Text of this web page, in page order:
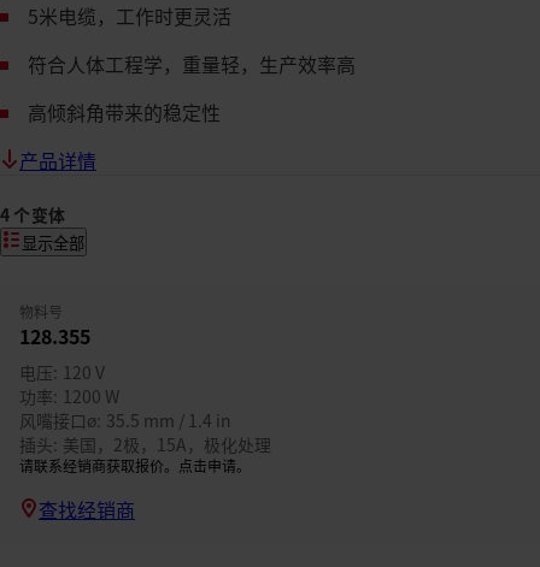
5米电缆，工作时更灵活
符合人体工程学，重量轻，生产效率高
高倾斜角带来的稳定性
产品详情
4 个变体
显示全部
物料号
128.355
电压 120 V
功率 1200 W
风嘴接口ø 35.5 mm / 1.4 in
插头 美国，2极，15A，极化处理
请联系经销商获取报价。点击申请。
查找经销商